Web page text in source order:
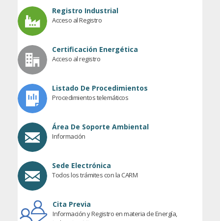
Registro Industrial
Acceso al Registro
Certificación Energética
Acceso al registro
Listado De Procedimientos
Procedimientos telemáticos
Área De Soporte Ambiental
Información
Sede Electrónica
Todos los trámites con la CARM
Cita Previa
Información y Registro en materia de Energía,